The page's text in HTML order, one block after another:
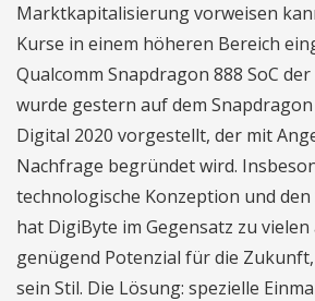
Marktkapitalisierung vorweisen
Kurse in einem höheren Bereich
Qualcomm Snapdragon 888 SoC
wurde gestern auf dem
Digital 2020 vorgestellt, der mit
Nachfrage begründet wird.
technologische Konzeption und
hat DigiByte im Gegensatz zu
genügend Potenzial für die
sein Stil. Die Lösung: spezielle